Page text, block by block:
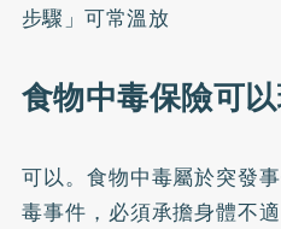
步驟」可常溫放
食物中毒保險可
可以。食物中毒屬於突發
毒事件，必須承擔身體不